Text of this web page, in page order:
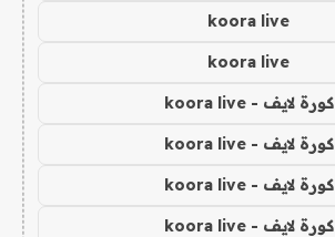
koora live
koora live
كورة لايف - koora live
كورة لايف - koora live
كورة لايف - koora live
كورة لايف - koora live